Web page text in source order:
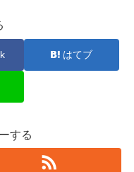
はてブ
する